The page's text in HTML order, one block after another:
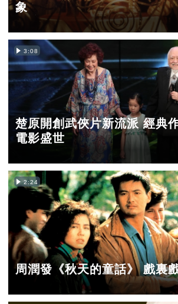
象
3:08
楚原開創武俠片新流派 經典
電影盛世
2:24
周潤發《秋天的童話》 戲裏